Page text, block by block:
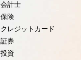
会計士
保険
クレジットカード
証券
投資